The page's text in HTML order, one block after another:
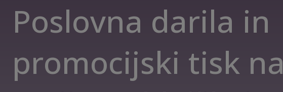
Poslovna darila in
promocijski tisk na